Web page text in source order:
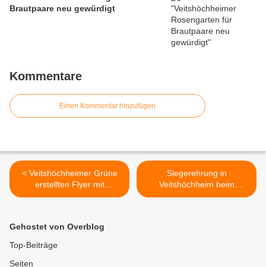
Brautpaare neu gewürdigt
Kommentare
Einen Kommentar hinzufügen
< Veitshöchheimer Grüne
erstellten Flyer mit
Ratschlägen für einen
Siegerehrung in
Veitshöchheim beim
Fahrradwettbewerb
Gehostet von Overblog
Top-Beiträge
Seiten